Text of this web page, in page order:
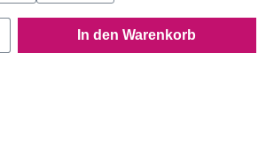
Gib den gewünschten
In den Warenkorb